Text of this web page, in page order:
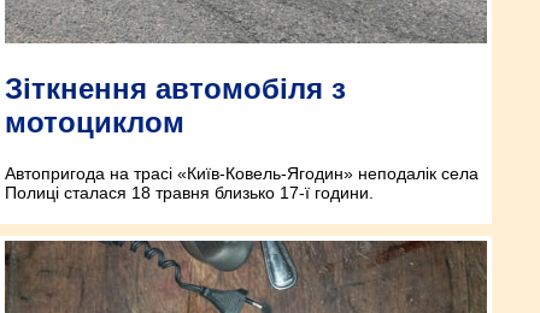
Зіткнення автомобіля з
мотоциклом
Автопригода на трасі «Київ-Ковель-Ягодин» неподалік села
Полиці сталася 18 травня близько 17-ї години.